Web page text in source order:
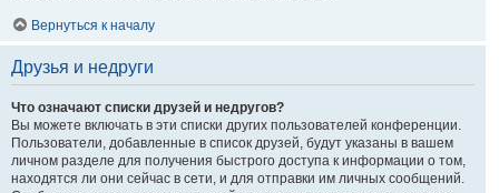
Вернуться к началу
Друзья и недруги
Что означают списки друзей и недругов?
Вы можете включать в эти списки других пользователей конференции.
Пользователи, добавленные в список друзей, будут указаны в вашем
личном разделе для получения быстрого доступа к информации о том,
находятся ли они сейчас в сети, и для отправки им личных сообщений.